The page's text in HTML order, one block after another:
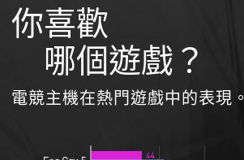
你喜歡
哪個遊戲？
電競主機在熱門遊戲中的表現。